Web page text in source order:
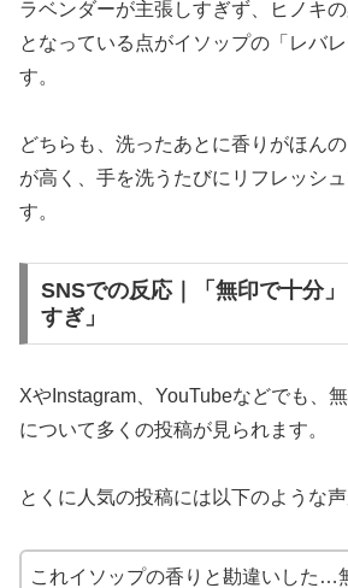
ラベンダーが主張しすぎず、ヒノキ
となっている点がイソップの「レバ
す。
どちらも、洗ったあとに香りがほん
が高く、手を洗うたびにリフレッシ
す。
SNSでの反応｜「無印で十分
すぎ」
XやInstagram、YouTubeなどでも、
について多くの投稿が見られます。
とくに人気の投稿には以下のような声
これイソップの香りと勘違いした…